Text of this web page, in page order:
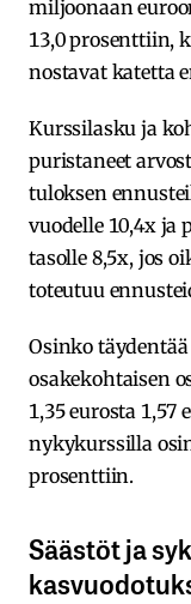
miljoonaan
13,0 prosenttiin,
nostavat katetta
Kurssilasku ja
puristaneet
tuloksen
vuodelle 10,4x ja
tasolle 8,5x, jos
toteutuu
Osinko
osakekohtaisen
1,35 eurosta 1,57
nykykurssilla
prosenttiin.
Säästöt ja